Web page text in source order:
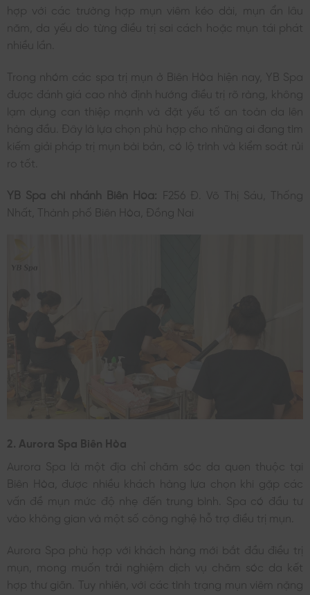
hợp với các trường hợp mụn viêm kéo dài, mụn ẩn lâu
năm, da yếu do từng điều trị sai cách hoặc mụn tái phát
nhiều lần.
Trong nhóm các spa trị mụn ở Biên Hòa hiện nay, YB Spa
được đánh giá cao nhờ định hướng điều trị rõ ràng, không
lạm dụng can thiệp mạnh và đặt yếu tố an toàn da lên
hàng đầu. Đây là lựa chọn phù hợp cho những ai đang tìm
kiếm giải pháp trị mụn bài bản, có lộ trình và kiểm soát rủi
ro tốt.
YB Spa chi nhánh Biên Hòa: F256 Đ. Võ Thị Sáu, Thống
Nhất, Thành phố Biên Hòa, Đồng Nai
2. Aurora Spa Biên Hòa
Aurora Spa là một địa chỉ chăm sóc da quen thuộc tại
Biên Hòa, được nhiều khách hàng lựa chọn khi gặp các
vấn đề mụn mức độ nhẹ đến trung bình. Spa có đầu tư
vào không gian và một số công nghệ hỗ trợ điều trị mụn.
Aurora Spa phù hợp với khách hàng mới bắt đầu điều trị
mụn, mong muốn trải nghiệm dịch vụ chăm sóc da kết
hợp thư giãn. Tuy nhiên, với các tình trạng mụn viêm nặng